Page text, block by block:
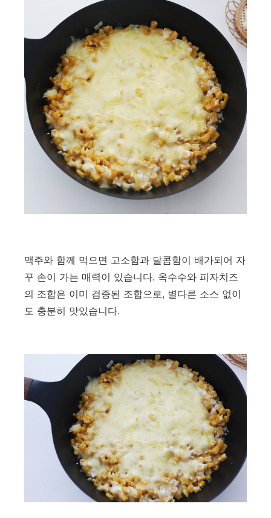
맥주와 함께 먹으면 고소함과 달콤함이 배가되어 자
꾸 손이 가는 매력이 있습니다. 옥수수와 피자치즈
의 조합은 이미 검증된 조합으로, 별다른 소스 없이
도 충분히 맛있습니다.